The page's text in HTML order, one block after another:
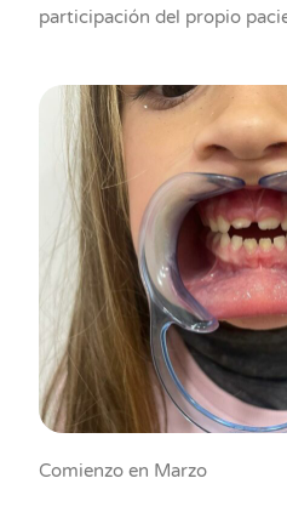
participación del propio
Comienzo en Marzo